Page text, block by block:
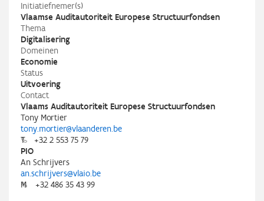
Initiatiefnemer(s)
Vlaamse Auditautoriteit Europese Structuurfondsen
Thema
Digitalisering
Domeinen
Economie
Status
Uitvoering
Contact
Vlaams Auditautoriteit Europese Structuurfondsen
Tony Mortier
tony.mortier@vlaanderen.be
T
+32 2 553 75 79
PIO
An Schrijvers
an.schrijvers@vlaio.be
M
+32 486 35 43 99